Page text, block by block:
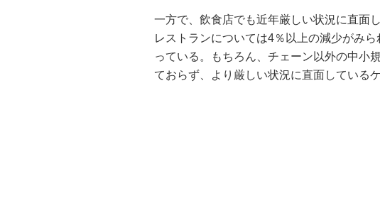
一方で、飲食店でも近年厳しい状況に直面
レストランについては4％以上の減少がみ
っている。もちろん、チェーン以外の中小
ておらず、より厳しい状況に直面している